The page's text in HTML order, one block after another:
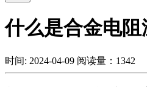
什么是合金电
时间: 2024-04-09 阅读量：1342